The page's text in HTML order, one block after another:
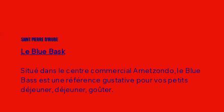
SAINT PIERRE D'IRUBE
Le Blue Bask
Situé dans le centre commercial Ametzondo, le Blue
Bass est une référence gustative pour vos petits
déjeuner, déjeuner, goûter.